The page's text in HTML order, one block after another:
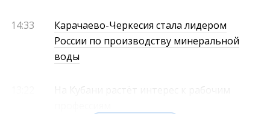
14:33
Карачаево-Черкесия стала лидером
России по производству минеральной
воды
На Кубани растёт интерес к рабочим